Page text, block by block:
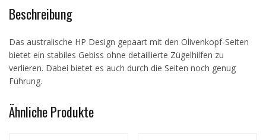
Beschreibung
Das australische HP Design gepaart mit den Olivenkopf-Seiten
bietet ein stabiles Gebiss ohne detaillierte Zügelhilfen zu
verlieren. Dabei bietet es auch durch die Seiten noch genug
Führung.
Ähnliche Produkte